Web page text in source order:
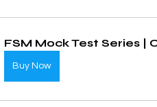
FSM Mock Test Series |
Buy Now